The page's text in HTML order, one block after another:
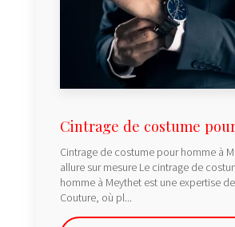
Cintrage de costume
Cintrage de costume pour homme à
allure sur mesure Le cintrage de
homme à Meythet est une expertise
Couture, où pl...